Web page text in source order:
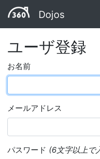
Dojos
ユーザ登録
お名前
メールアドレス
パスワード (6文字以上で